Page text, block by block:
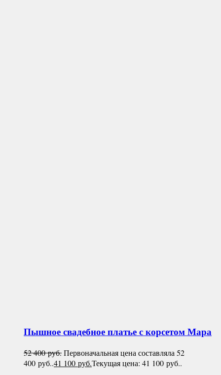
Пышное свадебное платье с корсетомМара
52 400руб.Первоначальная цена составляла 52
400 руб..41 100 руб.Текущая цена: 41 100 руб..